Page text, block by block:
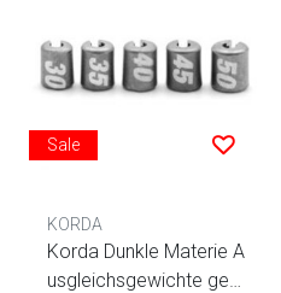
Sale
KORDA
Korda Dunkle Materie A
usgleichsgewichte ge